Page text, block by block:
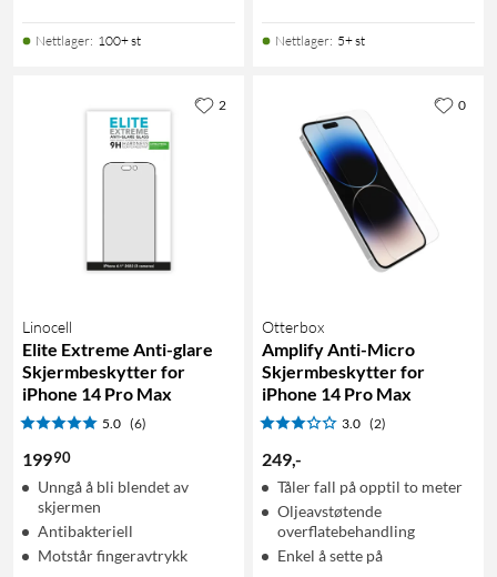
Nettlager: 100+ st Nettlager: 5+ st
Linocell
Elite Extreme Anti-glare
Skjermbeskytter for
iPhone 14 Pro Max
5.0 (6)
19990
Unngå å bli blendet av
skjermen
Antibakteriell
Motstår fingeravtrykk
2
Otterbox
Amplify Anti-Micro
Skjermbeskytter for
iPhone 14 Pro Max
3.0 (2)
249,-
Tåler fall på opptil to meter
Oljeavstøtende
overflatebehandling
Enkel å sette på
0